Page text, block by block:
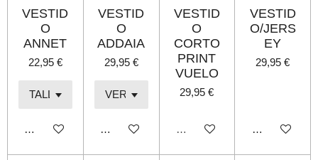
VESTID
O
ANNET
22,95 €
Añadir al carrito
VESTID
O
ADDAIA
29,95 €
Añadir al carrito
VESTID
O
CORTO
PRINT
VUELO
29,95 €
Agotado
VESTID
O/JERS
EY
29,95 €
Añadir al